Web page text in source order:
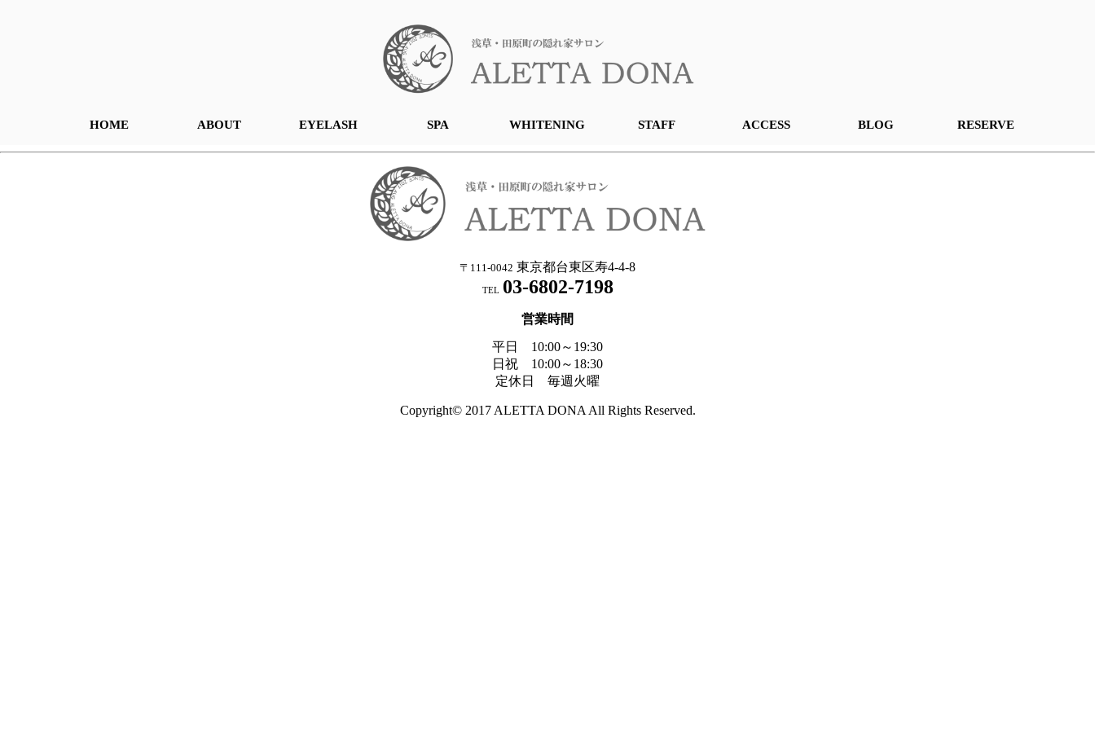
HOME ABOUT EYELASH SPA WHITENING STAFF ACCESS BLOG RESERVE
〒111-0042 東京都台東区寿4-4-8
TEL 03-6802-7198
営業時間
平日 10:00～19:30
日祝 10:00～18:30
定休日 毎週火曜
Copyright© 2017 ALETTA DONA All Rights Reserved.